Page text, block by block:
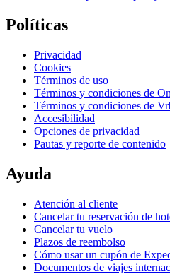
Políticas
Privacidad
Cookies
Términos de uso
Términos y condiciones de
Términos y condiciones de
Accesibilidad
Opciones de privacidad
Pautas y reporte de contenido
Ayuda
Atención al cliente
Cancelar tu reservación de
Cancelar tu vuelo
Plazos de reembolso
Cómo usar un cupón de
Documentos de viajes